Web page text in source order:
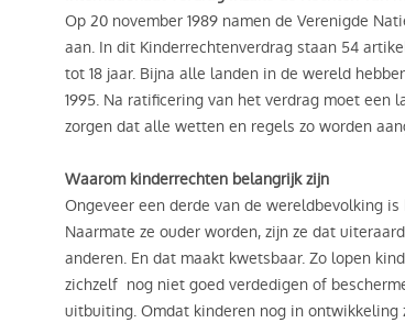
Op 20 november 1989 namen de Verenigde
aan. In dit Kinderrechtenverdrag staan 54
tot 18 jaar. Bijna alle landen in de wereld
1995. Na ratificering van het verdrag moet een
zorgen dat alle wetten en regels zo worden
Waarom kinderrechten belangrijk zijn
Ongeveer een derde van de wereldbevolking
Naarmate ze ouder worden, zijn ze dat
anderen. En dat maakt kwetsbaar. Zo lopen
zichzelf nog niet goed verdedigen of
uitbuiting. Omdat kinderen nog in